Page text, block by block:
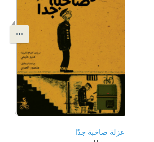
عزلة صاخبة جدًا